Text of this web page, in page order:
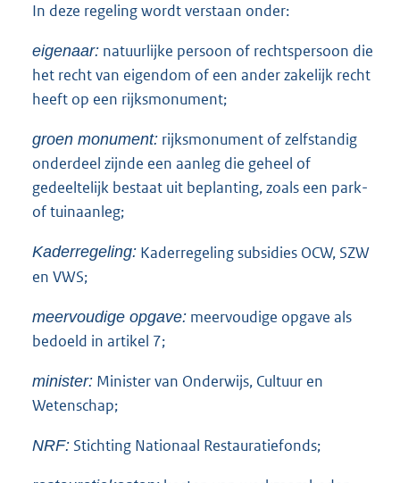
In deze regeling wordt verstaan onder:
eigenaar: natuurlijke persoon of rechtspersoon die
het recht van eigendom of een ander zakelijk recht
heeft op een rijksmonument;
groen monument: rijksmonument of zelfstandig
onderdeel zijnde een aanleg die geheel of
gedeeltelijk bestaat uit beplanting, zoals een park-
of tuinaanleg;
Kaderregeling: Kaderregeling subsidies OCW, SZW
en VWS;
meervoudige opgave: meervoudige opgave als
bedoeld in artikel 7;
minister: Minister van Onderwijs, Cultuur en
Wetenschap;
NRF: Stichting Nationaal Restauratiefonds;